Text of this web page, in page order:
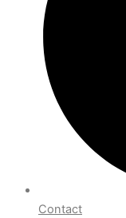
Contact